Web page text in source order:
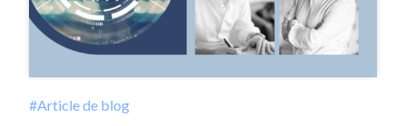
#Article de blog